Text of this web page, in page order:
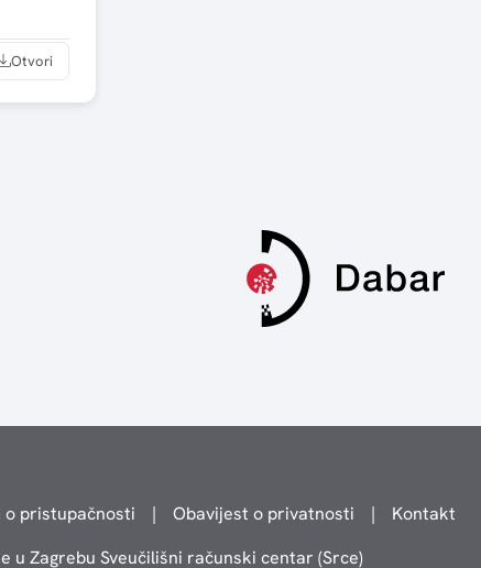
Otvori
o pristupačnosti | Obavijest o privatnosti |
Kontakt
u Zagrebu Sveučilišni računski centar (Srce)